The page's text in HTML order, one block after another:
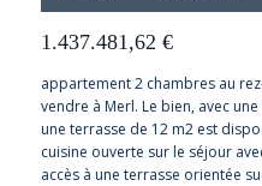
1.437.481,62 €
appartement 2 chambres au
vendre à Merl. Le bien, avec
une terrasse de 12 m2 est
cuisine ouverte sur le séjour
accès à une terrasse orientée